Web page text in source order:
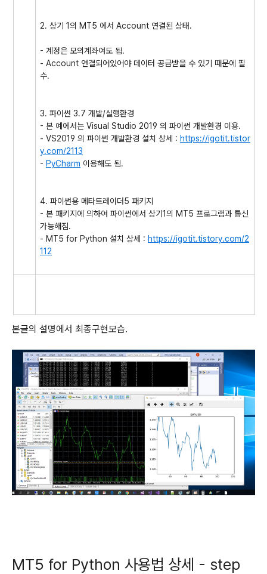
2. 상기 1의 MT5 에서 Account 연결된 상태.
- 계정은 모의계좌여도 됨.
- Account 연결되어있어야 데이터 공급받을 수 있기 때문에 필
수.
3. 파이썬 3.7 개발/실행환경
- 본 예에서는 Visual Studio 2019 의 파이썬 개발환경 이용.
- VS2019 의 파이썬 개발환경 설치 상세 : https://igotit.tistor
y.com/2113
- PyCharm 이용해도 됨.
4. 파이썬용 메타트레이더5 패키지
- 본 패키지에 의하여 파이썬에서 상기1의 MT5 프로그램과 통신
가능해짐.
- MT5 for Python 설치 상세 : https://igotit.tistory.com/2
112
본글의 설명에서 최종구현모습.
MT5 for Python 사용법 상세 - step